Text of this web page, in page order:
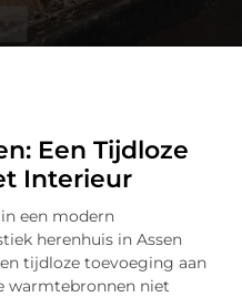
Een Tijdloze
Interieur
een modern
herenhuis in Assen
tijdloze toevoeging aan
warmtebronnen niet